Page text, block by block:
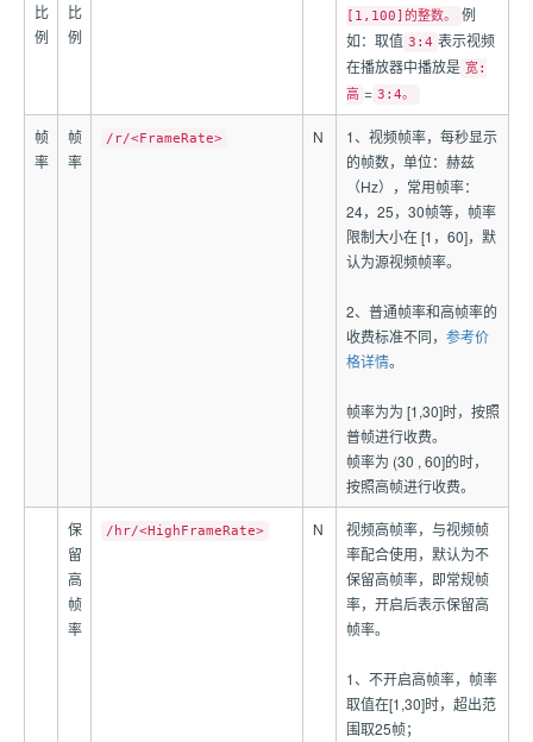
比
例
比
例
[1,100]的整数。
例
如：取值 3:4 表示视频
在播放器中播放是 宽:
高 = 3:4。
帧
率
帧
率
/r/<FrameRate> N
1、视频帧率，每秒显示
的帧数，单位：赫兹
（Hz），常用帧率：
24，25，30帧等，帧率
限制大小在 [1，60]，默
认为源视频帧率。
2、普通帧率和高帧率的
收费标准不同， 参考价
格详情。
帧率为为 [1,30]时，按照
普帧进行收费。
帧率为 (30 , 60]的时，
按照高帧进行收费。
保
留
高
帧
率
/hr/<HighFrameRate> N
视频高帧率，与视频帧
率配合使用，默认为不
保留高帧率，即常规帧
率，开启后表示保留高
帧率。
1、不开启高帧率，帧率
取值在[1,30]时，超出范
围取25帧；